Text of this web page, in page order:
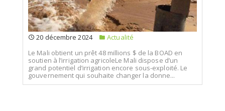
20 décembre 2024
Actualité
Le Mali obtient un prêt 48 millions $ de la BOAD en
soutien à l’irrigation agricoleLe Mali dispose d’un
grand potentiel d’irrigation encore sous-exploité. Le
gouvernement qui souhaite changer la donne...